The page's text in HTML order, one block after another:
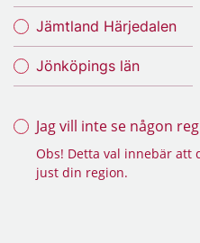
Jämtland Härjedalen
Jönköpings län
Jag vill inte se någon
Obs! Detta val innebär
just din region.